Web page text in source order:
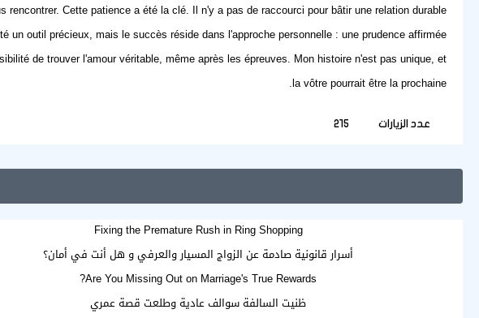
Cette patience a été la clé. Il n'y a pas de raccourci pour bâtir une relation durable.
outil précieux, mais le succès réside dans l'approche personnelle : une prudence affirmée
de trouver l'amour véritable, même après les épreuves. Mon histoire n'est pas unique, et
la vôtre pourrait être la prochaine.
عدد الزيارات 215
Fixing the Premature Rush in Ring Shopping
أسرار قانونية صادمة عن الزواج المسيار والعرفي و هل أنت في أمان؟
Are You Missing Out on Marriage's True Rewards?
ظنيت السالفة سوالف عادية وطلعت قصة عمري